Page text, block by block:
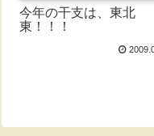
今年の干支は、東北
東！！！